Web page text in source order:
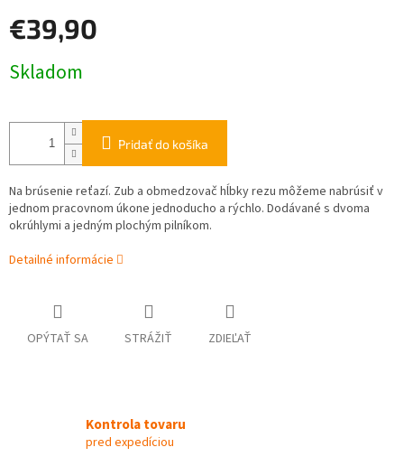
€39,90
cena:
Skladom
Pridať do košíka
Na brúsenie reťazí. Zub a obmedzovač hĺbky rezu môžeme nabrúsiť v
jednom pracovnom úkone jednoducho a rýchlo. Dodávané s dvoma
okrúhlymi a jedným plochým pilníkom.
Detailné informácie
OPÝTAŤ SA STRÁŽIŤ ZDIEĽAŤ
Kontrola tovaru
pred expedíciou